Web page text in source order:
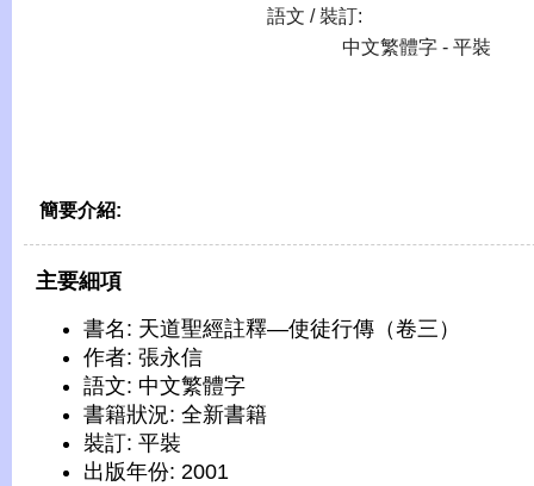
語文 / 裝訂:
中文繁體字 - 平裝
簡要介紹:
主要細項
書名: 天道聖經註釋—使徒行傳（卷三）
作者: 張永信
語文: 中文繁體字
書籍狀況: 全新書籍
裝訂: 平裝
出版年份: 2001